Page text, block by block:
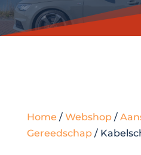
Home / Webshop/
Gereedschap/